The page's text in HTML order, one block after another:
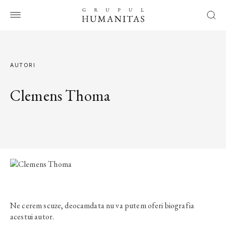
AUTORI
Clemens Thoma
Ne cerem scuze, deocamdata nu va putem oferi biografia
acestui autor.